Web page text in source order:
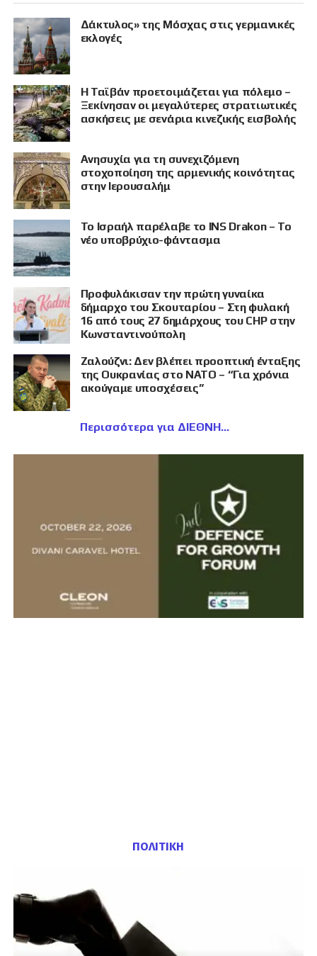
Δάκτυλος» της Μόσχας στις γερμανικές
εκλογές
Η Ταϊβάν προετοιμάζεται για πόλεμο –
Ξεκίνησαν οι μεγαλύτερες στρατιωτικές
ασκήσεις με σενάρια κινεζικής εισβολής
Ανησυχία για τη συνεχιζόμενη
στοχοποίηση της αρμενικής κοινότητας
στην Ιερουσαλήμ
Το Ισραήλ παρέλαβε το INS Drakon – Το
νέο υποβρύχιο-φάντασμα
Προφυλάκισαν την πρώτη γυναίκα
δήμαρχο του Σκουταρίου – Στη φυλακή
16 από τους 27 δημάρχους του CHP στην
Κωνσταντινούπολη
Ζαλούζνι: Δεν βλέπει προοπτική ένταξης
της Ουκρανίας στο ΝΑΤΟ – “Για χρόνια
ακούγαμε υποσχέσεις”
Περισσότερα για ΔΙΕΘΝΗ
ΠΟΛΙΤΙΚΗ